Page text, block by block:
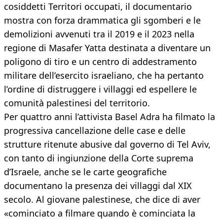
cosiddetti Territori occupati, il documentario
mostra con forza drammatica gli sgomberi e le
demolizioni avvenuti tra il 2019 e il 2023 nella
regione di Masafer Yatta destinata a diventare un
poligono di tiro e un centro di addestramento
militare dell’esercito israeliano, che ha pertanto
l’ordine di distruggere i villaggi ed espellere le
comunità palestinesi del territorio.
Per quattro anni l’attivista Basel Adra ha filmato la
progressiva cancellazione delle case e delle
strutture ritenute abusive dal governo di Tel Aviv,
con tanto di ingiunzione della Corte suprema
d’Israele, anche se le carte geografiche
documentano la presenza dei villaggi dal XIX
secolo. Al giovane palestinese, che dice di aver
«cominciato a filmare quando è cominciata la